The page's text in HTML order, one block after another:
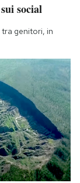
social
genitori, in